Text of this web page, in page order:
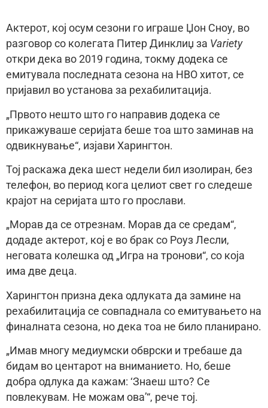
Актерот, кој осум сезони го играше Џон Сноу, во
разговор со колегата Питер Динклиџ за Variety
откри дека во 2019 година, токму додека се
емитувала последната сезона на HBO хитот, се
пријавил во установа за рехабилитација.
„Првото нешто што го направив додека се
прикажуваше серијата беше тоа што заминав на
одвикнување“, изјави Харингтон.
Тој раскажа дека шест недели бил изолиран, без
телефон, во период кога целиот свет го следеше
крајот на серијата што го прослави.
„Морав да се отрезнам. Морав да се средам“,
додаде актерот, кој е во брак со Роуз Лесли,
неговата колешка од „Игра на тронови“, со која
има две деца.
Харингтон призна дека одлуката да замине на
рехабилитација се совпаднала со емитувањето на
финалната сезона, но дека тоа не било планирано.
„Имав многу медиумски обврски и требаше да
бидам во центарот на вниманието. Но, беше
добра одлука да кажам: ‘Знаеш што? Се
повлекувам. Не можам ова’“, рече тој.